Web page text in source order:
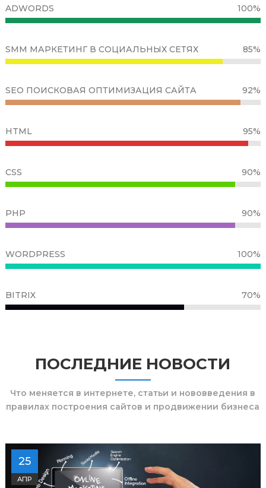
ADWORDS 100%
SMM МАРКЕТИНГ В СОЦИАЛЬНЫХ СЕТЯХ 85%
SEO ПОИСКОВАЯ ОПТИМИЗАЦИЯ САЙТА 92%
HTML 95%
CSS 90%
PHP 90%
WORDPRESS 100%
BITRIX 70%
ПОСЛЕДНИЕ НОВОСТИ
Что меняется в интернете, статьи и нововведения в
правилах построения сайтов и продвижении бизнеса
25
АПР